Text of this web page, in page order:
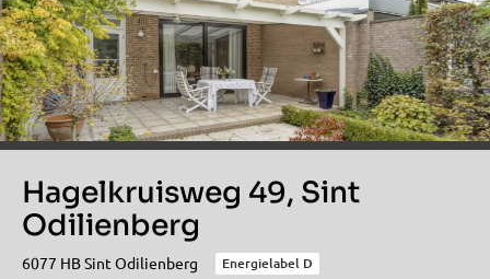
Hagelkruisweg 49, Sint
Odilienberg
6077 HB Sint Odilienberg Energielabel D